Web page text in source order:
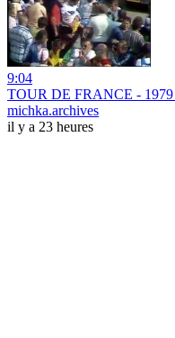
9:04
TOUR DE FRANCE -
michka.archives
il y a 23 heures